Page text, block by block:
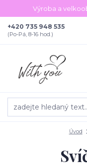
Výroba a
+420 735 948 535
(Po-Pá, 8-16 hod.)
Úvod